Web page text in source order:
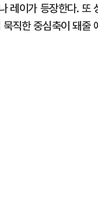
레이가 등장한다. 또
직한 중심축이 돼줄